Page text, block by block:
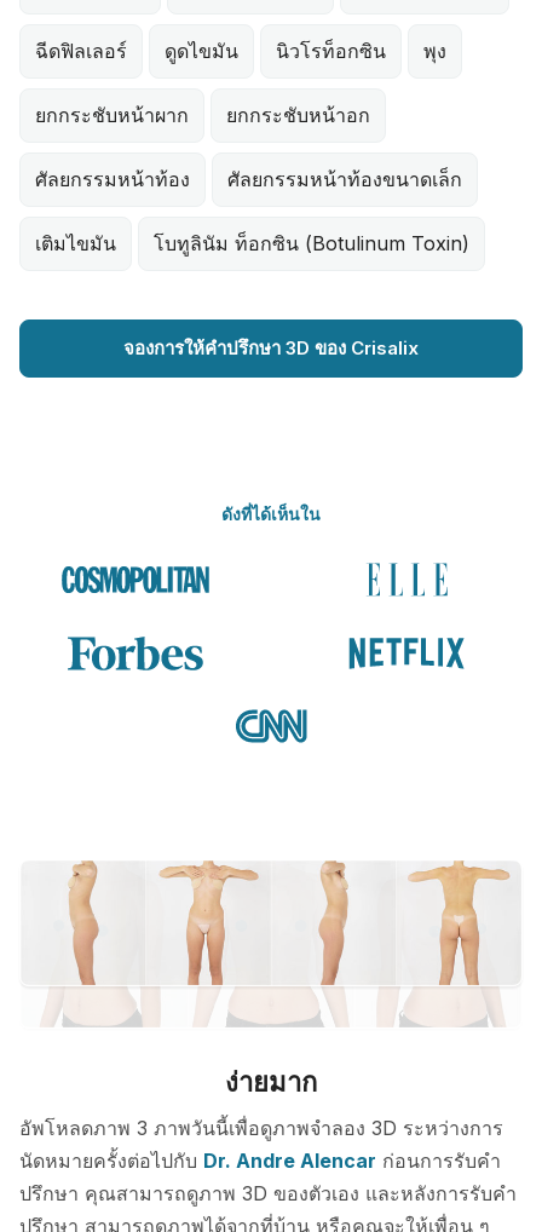
ฉีดฟิลเลอร์ ดูดไขมัน นิวโรท็อกซิน พุง
ยกกระชับหน้าผาก ยกกระชับหน้าอก
ศัลยกรรมหน้าท้อง ศัลยกรรมหน้าท้องขนาดเล็ก
เติมไขมัน โบทูลินัม ท็อกซิน (Botulinum Toxin)
จองการให้คำปรึกษา 3D ของ Crisalix
ดังที่ได้เห็นใน
ง่ายมาก
อัพโหลดภาพ 3 ภาพวันนี้เพื่อดูภาพจำลอง 3D ระหว่างการ
นัดหมายครั้งต่อไปกับ Dr. Andre Alencar ก่อนการรับคำ
ปรึกษา คุณสามารถดูภาพ 3D ของตัวเอง และหลังการรับคำ
ปรึกษา สามารถดูภาพได้จากที่บ้าน หรือคุณจะให้เพื่อน ๆ